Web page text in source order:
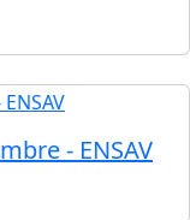
- ENSAV